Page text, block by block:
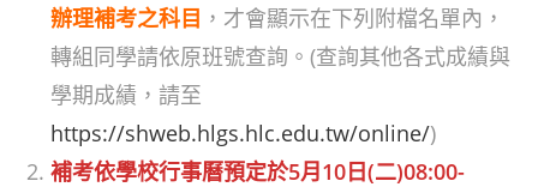
辦理補考之科目 ，才會顯示在下列附檔名單內，
轉組同學請依原班號查詢。(查詢其他各式成績與
學期成績，請至
https://shweb.hlgs.hlc.edu.tw/online/)
補考依學校行事曆預定於5月10日(二)08:00-